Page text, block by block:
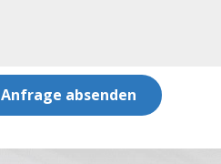
Anfrage absenden